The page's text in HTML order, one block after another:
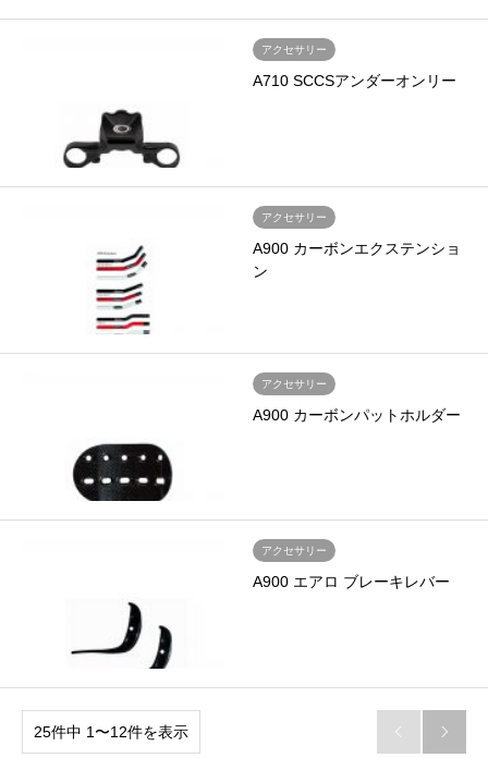
アクセサリー
A710 SCCSアンダーオンリー
アクセサリー
A900 カーボンエクステンショ
ン
アクセサリー
A900 カーボンパットホルダー
アクセサリー
A900 エアロ ブレーキレバー
25件中 1〜12件を表示  